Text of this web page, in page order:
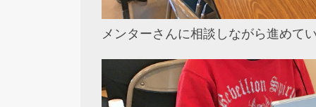
メンターさんに相談しながら進めて